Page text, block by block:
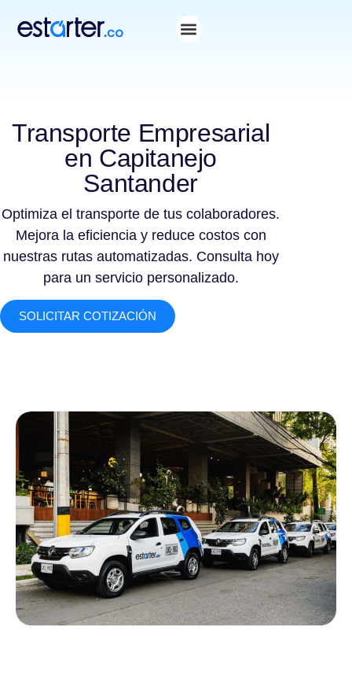
Transporte Empresarial
en Capitanejo
Santander
Optimiza el transporte de tus colaboradores.
Mejora la eficiencia y reduce costos con
nuestras rutas automatizadas. Consulta hoy
para un servicio personalizado.
SOLICITAR COTIZACIÓN